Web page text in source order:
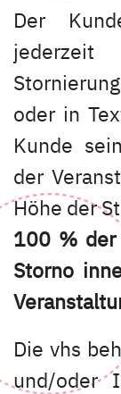
Der
oder in
Kunde
der
Höhe der
100 % der
Storno
Die vhs
und/oder